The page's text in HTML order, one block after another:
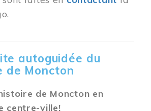
autoguidée du
de Moncton
de Moncton en
centre-ville!